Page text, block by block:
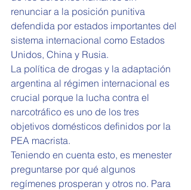
renunciar a la posición punitiva
defendida por estados importantes del
sistema internacional como Estados
Unidos, China y Rusia.
La política de drogas y la adaptación
argentina al régimen internacional es
crucial porque la lucha contra el
narcotráfico es uno de los tres
objetivos domésticos definidos por la
PEA macrista.
Teniendo en cuenta esto, es menester
preguntarse por qué algunos
regímenes prosperan y otros no. Para